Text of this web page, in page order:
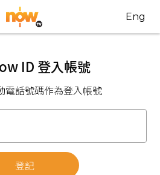
Eng
ID 登入帳號
電話號碼作為登入帳號
登記